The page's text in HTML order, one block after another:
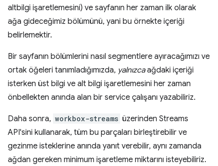
altbilgi işaretlemesini) ve sayfanın her zaman ilk olarak
ağa gideceğimiz bölümünü, yani bu örnekte içeriği
belirlemektir.
Bir sayfanın bölümlerini nasıl segmentlere ayıracağımızı ve
ortak öğeleri tanımladığımızda, yalnızcaağdaki içeriği
isterken üst bilgi ve alt bilgi işaretlemesini her zaman
önbellekten anında alan bir service çalışanı yazabiliriz.
Daha sonra, workbox-streams üzerinden Streams
API'sini kullanarak, tüm bu parçaları birleştirebilir ve
gezinme isteklerine anında yanıt verebilir, aynı zamanda
ağdan gereken minimum işaretleme miktarını isteyebiliriz.